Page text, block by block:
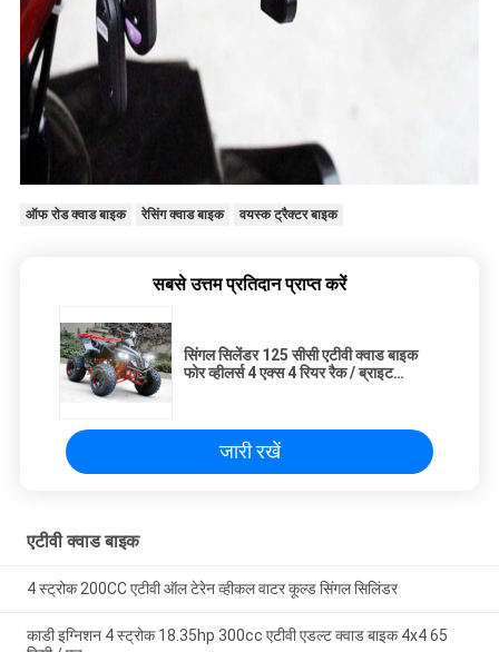
ऑफ रोड क्वाड बाइक रेसिंग क्वाड बाइक वयस्क ट्रैक्टर बाइक
सबसे उत्तम प्रतिदान प्राप्त करें
सिंगल सिलेंडर 125 सीसी एटीवी क्वाड बाइक
फोर व्हीलर्स 4 एक्स 4 रियर रैक / ब्राइट
जारी रखें
एटीवी क्वाड बाइक
4 स्ट्रोक 200CC एटीवी ऑल टेरेन व्हीकल वाटर कूल्ड सिंगल सिलिंडर
काडी इग्निशन 4 स्ट्रोक 18.35hp 300cc एटीवी एडल्ट क्वाड बाइक 4x4 65